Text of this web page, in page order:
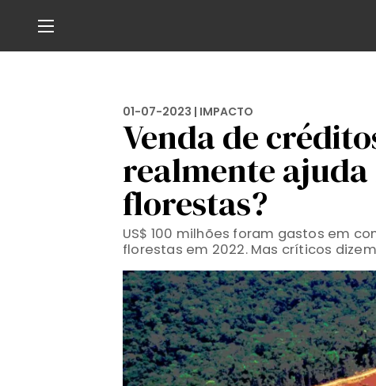
01-07-2023 | IMPACTO
Venda de
realmente
florestas?
US$ 100 milhões foram gastos em
florestas em 2022. Mas críticos